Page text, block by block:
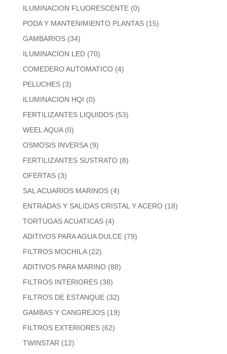
ILUMINACION FLUORESCENTE (0)
PODA Y MANTENIMIENTO PLANTAS (15)
GAMBARIOS (34)
ILUMINACION LED (70)
COMEDERO AUTOMATICO (4)
PELUCHES (3)
ILUMINACION HQI (0)
FERTILIZANTES LIQUIDOS (53)
WEEL AQUA (0)
OSMOSIS INVERSA (9)
FERTILIZANTES SUSTRATO (8)
OFERTAS (3)
SAL ACUARIOS MARINOS (4)
ENTRADAS Y SALIDAS CRISTAL Y ACERO (18)
TORTUGAS ACUATICAS (4)
ADITIVOS PARA AGUA DULCE (79)
FILTROS MOCHILA (22)
ADITIVOS PARA MARINO (88)
FILTROS INTERIORES (38)
FILTROS DE ESTANQUE (32)
GAMBAS Y CANGREJOS (19)
FILTROS EXTERIORES (62)
TWINSTAR (12)